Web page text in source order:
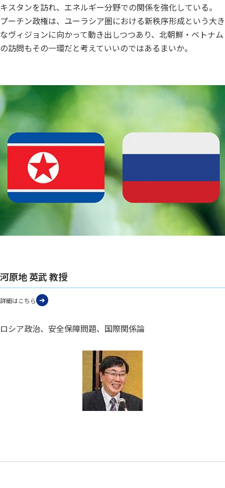
キスタンを訪れ、エネルギー分野での関係を強化している。
プーチン政権は、ユーラシア圏における新秩序形成という大き
なヴィジョンに向かって動き出しつつあり、北朝鮮・ベトナム
の訪問もその一環だと考えていいのではあるまいか。
河原地 英武 教授
詳細はこちら
ロシア政治、安全保障問題、国際関係論